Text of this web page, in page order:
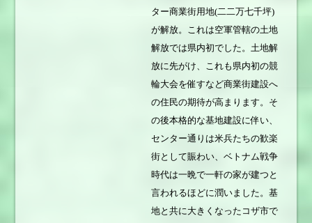
ター商業街用地(二二万七千坪)
が解放。これは空軍管轄の土地
解放では県内初でした。土地解
放に先がけ、これも県内初の競
輪大会を催すなど商業街建設へ
の住民の期待が高まります。そ
の後本格的な基地建設に伴い、
センター通りは米兵たちの歓楽
街として賑わい、ベトナム戦争
時代は一晩で一軒の家が建つと
言われるほどに潤いました。基
地と共に大きくなったコザ市で